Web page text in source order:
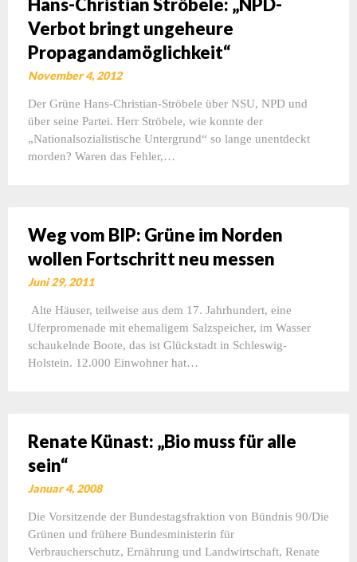
Hans-Christian Ströbele: „NPD-
Verbot bringt ungeheure
Propagandamöglichkeit“
November 4, 2012
Der Grüne Hans-Christian-Ströbele über NSU, NPD und
über seine Partei. Herr Ströbele, wie konnte der
„Nationalsozialistische Untergrund“ so lange unentdeckt
morden? Waren das Fehler,…
Weg vom BIP: Grüne im Norden
wollen Fortschritt neu messen
Juni 29, 2011
Alte Häuser, teilweise aus dem 17. Jahrhundert, eine
Uferpromenade mit ehemaligem Salzspeicher, im Wasser
schaukelnde Boote, das ist Glückstadt in Schleswig-
Holstein. 12.000 Einwohner hat…
Renate Künast: „Bio muss für alle
sein“
Januar 4, 2008
Die Vorsitzende der Bundestagsfraktion von Bündnis 90/Die
Grünen und frühere Bundesministerin für
Verbraucherschutz, Ernährung und Landwirtschaft, Renate